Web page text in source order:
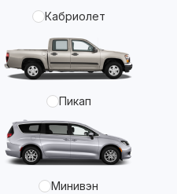
Кабриолет
Пикап
Минивэн